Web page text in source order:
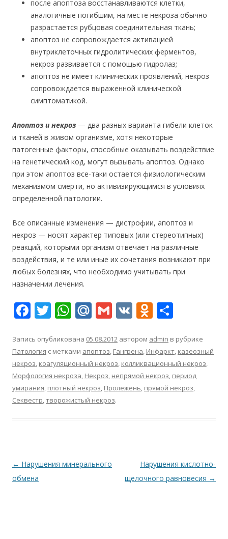
после апоптоза восстанавливаются клетки,
аналогичные погибшим, на месте некроза обычно
разрастается рубцовая соединительная ткань;
апоптоз не сопровождается активацией
внутриклеточных гидролитических ферментов,
некроз развивается с помощью гидролаз;
апоптоз не имеет клинических проявлений, некроз
сопровождается выраженной клинической
симптоматикой.
Апоптоз и некроз — два разных варианта гибели клеток
и тканей в живом организме, хотя некоторые
патогенные факторы, способные оказывать воздействие
на генетический код, могут вызывать апоптоз. Однако
при этом апоптоз все-таки остается физиологическим
механизмом смерти, но активизирующимся в условиях
определенной патологии.
Все описанные изменения — дистрофии, апоптоз и
некроз — носят характер типовых (или стереотипных)
реакций, которыми организм отвечает на различные
воздействия, и те или иные их сочетания возникают при
любых болезнях, что необходимо учитывать при
назначении лечения.
F
e
b
o
o
k
T
itt
er
W
at
s
A
p
p
M
l.
R
u
G
ai
l
V O
n
o
kl
as
п
р
а
в
Запись опубликована 05.08.2012 автором admin в рубрике
Патология с метками апоптоз, Гангрена, Инфаркт, казеозный
некроз, коагуляционный некроз, колликвационный некроз,
Морфология некроза, Некроз, непрямой некроз, период
умирания, плотный некроз, Пролежень, прямой некроз,
Секвестр,творожистый некроз.
Навигация
по
← Нарушения минерального
обмена
Нарушения кислотно-
щелочного равновесия →